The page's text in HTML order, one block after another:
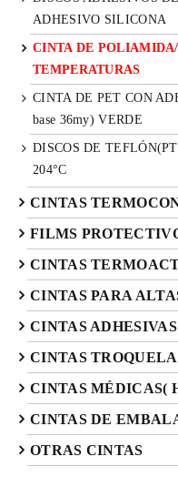
ADHESIVO SILICONA
CINTA DE
TEMPERATURAS
CINTA DE PET CON
base 36my) VERDE
DISCOS DE
204°C
CINTAS
FILMS
CINTAS
CINTAS PARA
CINTAS
CINTAS
CINTAS MÉDICAS(
CINTAS DE
OTRAS CINTAS